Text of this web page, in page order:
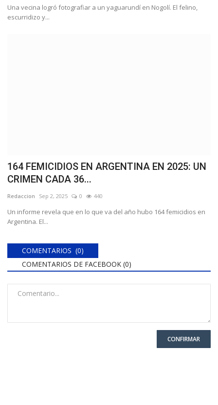
Una vecina logró fotografiar a un yaguarundí en Nogolí. El felino,
escurridizo y...
164 FEMICIDIOS EN ARGENTINA EN 2025: UN
CRIMEN CADA 36...
Redaccion Sep 2, 2025 0 440
Un informe revela que en lo que va del año hubo 164 femicidios en
Argentina. El...
COMENTARIOS (0)
COMENTARIOS DE FACEBOOK (0)
CONFIRMAR